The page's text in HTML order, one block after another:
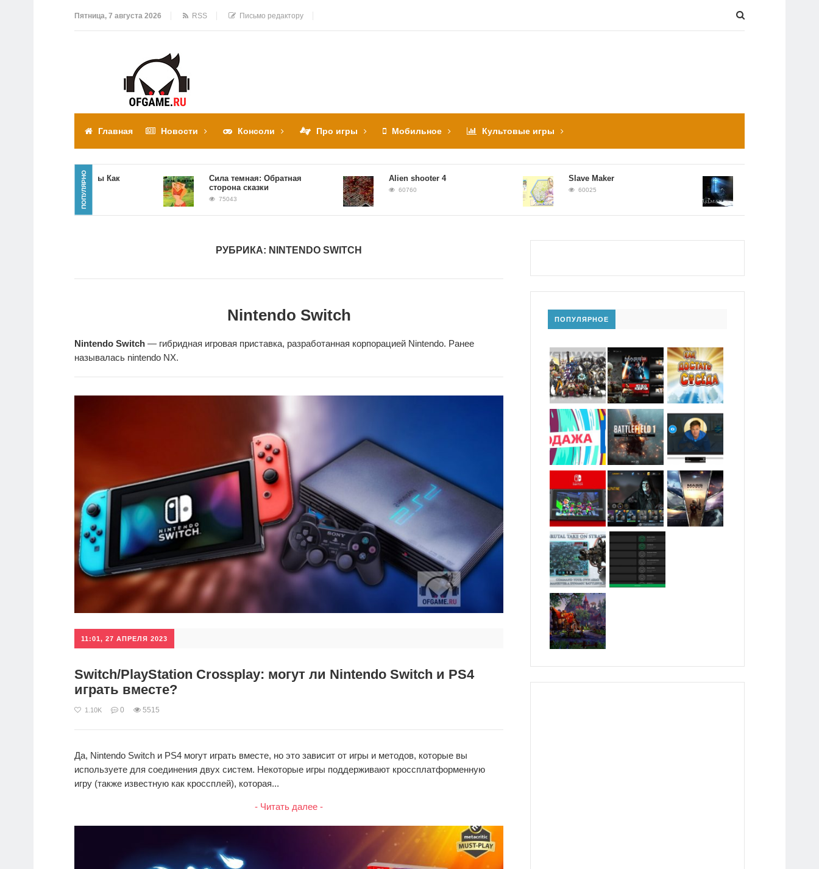
Пятница, 7 августа 2026 RSS Письмо редактору
Главная Новости Консоли Про игры Мобильное Культовые игры
ПОПУЛЯРНО
игры Как
Сила темная: Обратная
сторона сказки
75043
Alien shooter 4
60760
Slave Maker
60025
Прохождение Hitman:
Contracts
56651
РУБРИКА: NINTENDO SWITCH
Nintendo Switch
Nintendo Switch — гибридная игровая приставка, разработанная корпорацией Nintendo. Ранее
называлась nintendo NX.
11:01, 27 АПРЕЛЯ 2023
Switch/PlayStation Crossplay: могут ли Nintendo Switch и PS4
играть вместе?
1.10K 0 5515
Да, Nintendo Switch и PS4 могут играть вместе, но это зависит от игры и методов, которые вы
используете для соединения двух систем. Некоторые игры поддерживают кроссплатформенную
игру (также известную как кроссплей), которая...
- Читать далее -
ПОПУЛЯРНОЕ